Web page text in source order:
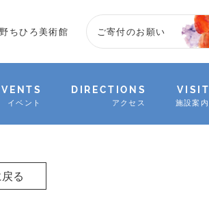
ちひろ美術館 ご寄付のお願い
イベント
DIRECTIONS
アクセス
VISIT
施設案内
る